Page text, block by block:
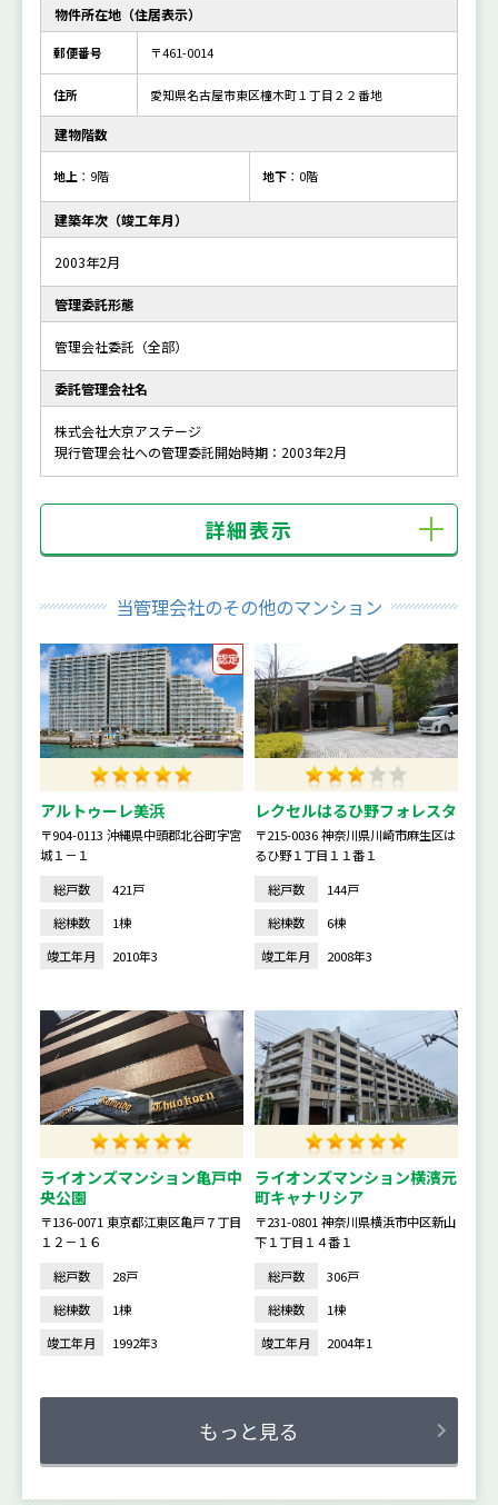
物件所在地（住居表示）
郵便番号 〒461-0014
住所 愛知県名古屋市東区橦木町１丁目２２番地
建物階数
地上 ：9階 地下：0階
建築年次（竣工年月）
2003年2月
管理委託形態
管理会社委託（全部）
委託管理会社名
株式会社大京アステージ
現行管理会社への管理委託開始時期：2003年2月
詳細表示
当管理会社のその他のマンション
アルトゥーレ美浜
〒904-0113 沖縄県中頭郡北谷町字宮
城１－１
総戸数
421戸
総棟数
1棟
竣工年月
2010年3
レクセルはるひ野フォレスタ
〒215-0036 神奈川県川崎市麻生区は
るひ野１丁目１１番１
総戸数
144戸
総棟数
6棟
竣工年月
2008年3
ライオンズマンション亀戸中
央公園
〒136-0071 東京都江東区亀戸７丁目
１２－１６
総戸数
28戸
総棟数
1棟
竣工年月
1992年3
ライオンズマンション横濱元
町キャナリシア
〒231-0801 神奈川県横浜市中区新山
下１丁目１４番１
総戸数
306戸
総棟数
1棟
竣工年月
2004年1
もっと見る